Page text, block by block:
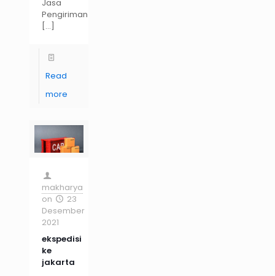
Jasa
Pengiriman
[…]
Read
more
makharya
on
23
Desember
2021
ekspedisi
ke
jakarta